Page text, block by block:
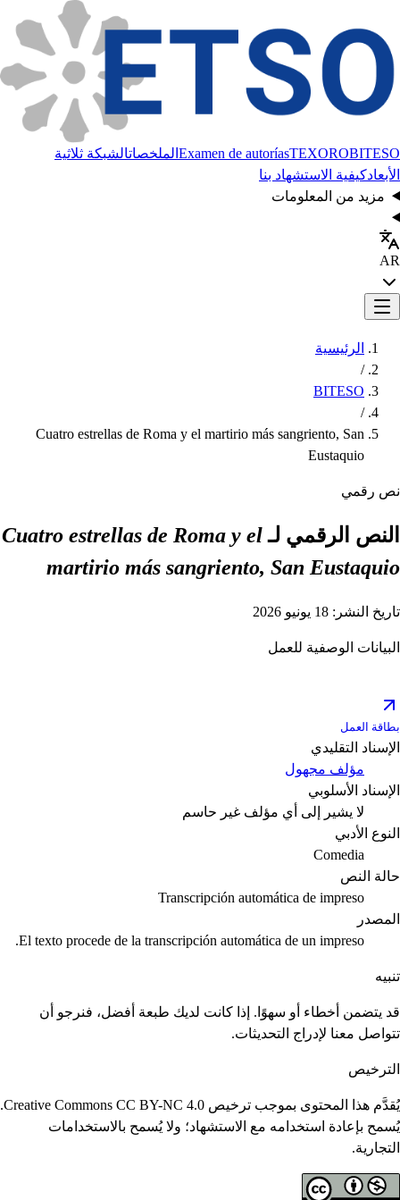
Examen de autoríasTEXOROBITESO الملخصاتالشبكة ثلاثية
الأبعادكيفية الاستشهاد بنا
مزيد من المعلومات
AR
الرئيسية
/
BITESO
/
Cuatro estrellas de Roma y el martirio más sangriento, San
Eustaquio
نص رقمي
النص الرقمي لـCuatro estrellas de Roma y el
martirio más sangriento, San Eustaquio
تاريخ النشر: 18 يونيو 2026
البيانات الوصفية للعمل
بطاقة العمل
الإسناد التقليدي
مؤلف مجهول
الإسناد الأسلوبي
لا يشير إلى أي مؤلف غير حاسم
النوع الأدبي
Comedia
حالة النص
Transcripción automática de impreso
المصدر
El texto procede de la transcripción automática de un impreso.
تنبيه
قد يتضمن أخطاء أو سهوًا. إذا كانت لديك طبعة أفضل، فنرجو أن
تتواصل معنا لإدراج التحديثات.
الترخيص
يُقدَّم هذا المحتوى بموجب ترخيص Creative Commons CC BY-NC 4.0.
يُسمح بإعادة استخدامه مع الاستشهاد؛ ولا يُسمح بالاستخدامات
التجارية.